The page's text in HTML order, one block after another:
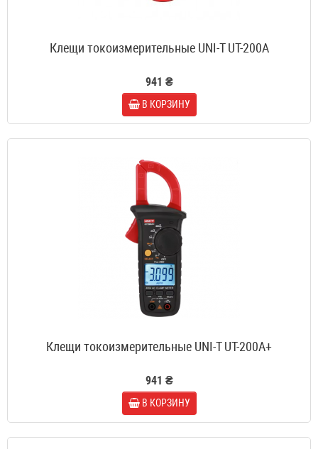
Клещи токоизмерительные UNI-T UT-200A
941 ₴
В КОРЗИНУ
Клещи токоизмерительные UNI-T UT-200A+
941 ₴
В КОРЗИНУ